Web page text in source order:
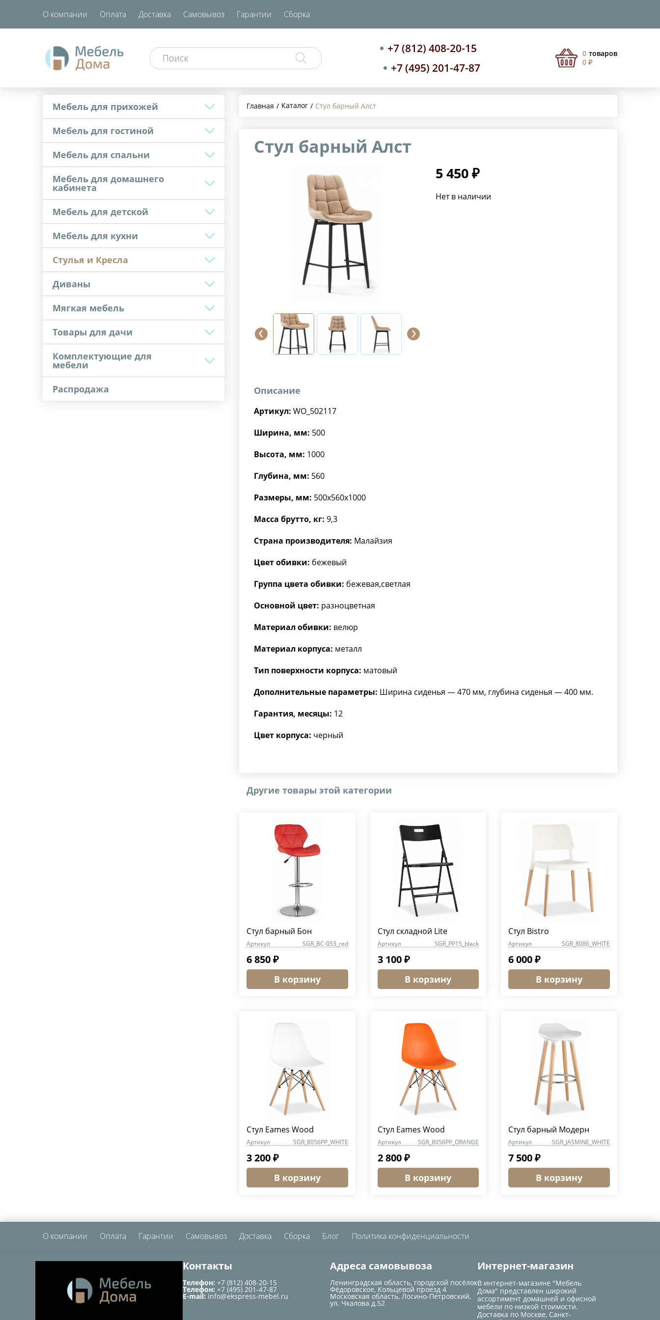
О компании Оплата Доставка Самовывоз Гарантии Сборка
+7 (812) 408-20-15
+7 (495) 201-47-87
0 товаров
0 ₽
Мебель для прихожей
Мебель для гостиной
Мебель для спальни
Мебель для домашнего
кабинета
Мебель для детской
Мебель для кухни
Стулья и Кресла
Диваны
Мягкая мебель
Товары для дачи
Комплектующие для
мебели
Распродажа
Главная Каталог Стул барный Алст
Стул барный Алст
5 450 ₽
Нет в наличии
Описание
Артикул: WO_502117
Ширина, мм: 500
Высота, мм: 1000
Глубина, мм: 560
Размеры, мм: 500x560x1000
Масса брутто, кг: 9,3
Страна производителя: Малайзия
Цвет обивки: бежевый
Группа цвета обивки: бежевая,светлая
Основной цвет: разноцветная
Материал обивки: велюр
Материал корпуса: металл
Тип поверхности корпуса: матовый
Дополнительные параметры: Ширина сиденья — 470 мм, глубина сиденья — 400 мм.
Гарантия, месяцы: 12
Цвет корпуса: черный
Другие товары этой категории
Стул барный Бон
Артикул SGR_BC-053_red
6 850 ₽
В корзину
Стул складной Lite
Артикул SGR_PP15_black
3 100 ₽
В корзину
Стул Bistro
Артикул SGR_8086_WHITE
6 000 ₽
В корзину
Стул Eames Wood
Артикул SGR_8056PP_WHITE
3 200 ₽
В корзину
Стул Eames Wood
Артикул SGR_8056PP_ORANGE
2 800 ₽
В корзину
Стул барный Модерн
Артикул SGR_JASMINE_WHITE
7 500 ₽
В корзину
О компании Оплата Гарантии Самовывоз Доставка Сборка Блог Политика конфиденциальности
Контакты
Телефон: +7 (812) 408-20-15
Телефон: +7 (495) 201-47-87
E-mail: info@ekspress-mebel.ru
Адреса самовывоза
Ленинградская область, городской посёлок
Фёдоровское, Кольцевой проезд 4
Московская область, Лосино-Петровский,
ул. Чкалова д.52
Интернет-магазин
В интернет-магазине "Мебель
Дома" представлен широкий
ассортимент домашней и офисной
мебели по низкой стоимости.
Доставка по Москве, Санкт-